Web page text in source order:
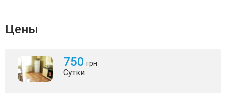
Цены
750 грн
Сутки